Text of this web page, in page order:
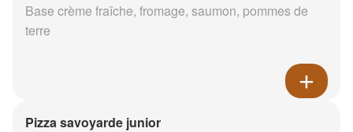
Base crème fraîche, fromage, saumon, pommes de
terre
Pizza savoyarde junior